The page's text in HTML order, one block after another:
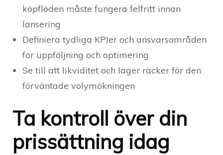
köpflöden måste fungera felfritt innan
lansering
Definiera tydliga KPIer och ansvarsområden
för uppföljning och optimering
Se till att likviditet och lager räcker för den
förväntade volymökningen
Ta kontroll över din
prissättning idag